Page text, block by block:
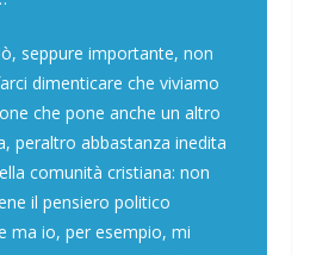
seppure importante, non
dimenticare che viviamo
che pone anche un altro
peraltro abbastanza inedita
comunità cristiana: non
il pensiero politico
ma io, per esempio, mi